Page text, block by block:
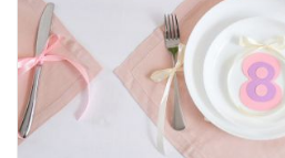
Hội thi Duyên dáng áo
2026 - Tri ân vẻ đẹp
ngày 08/03/